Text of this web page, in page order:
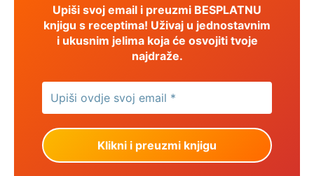
Upiši svoj email i preuzmi BESPLATNU
knjigu s receptima! Uživaj u jednostavnim
i ukusnim jelima koja će osvojiti tvoje
najdraže.